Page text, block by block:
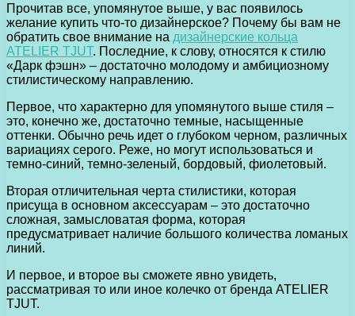
Прочитав все, упомянутое выше, у вас появилось
желание купить что-то дизайнерское? Почему бы вам не
обратить свое внимание на дизайнерские кольца
ATELIER TJUT. Последние, к слову, относятся к стилю
«Дарк фэшн» – достаточно молодому и амбициозному
стилистическому направлению.
Первое, что характерно для упомянутого выше стиля –
это, конечно же, достаточно темные, насыщенные
оттенки. Обычно речь идет о глубоком черном, различных
вариациях серого. Реже, но могут использоваться и
темно-синий, темно-зеленый, бордовый, фиолетовый.
Вторая отличительная черта стилистики, которая
присуща в основном аксессуарам – это достаточно
сложная, замысловатая форма, которая
предусматривает наличие большого количества ломаных
линий.
И первое, и второе вы сможете явно увидеть,
рассматривая то или иное колечко от бренда ATELIER
TJUT.